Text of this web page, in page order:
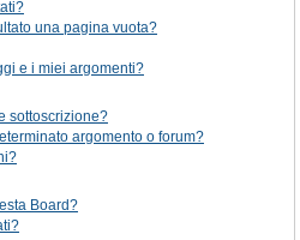
una pagina vuota?
e i miei argomenti?
sottoscrizione?
argomento o forum?
Board?